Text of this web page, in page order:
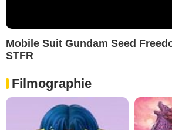
Mobile Suit Gundam Seed
STFR
Filmographie